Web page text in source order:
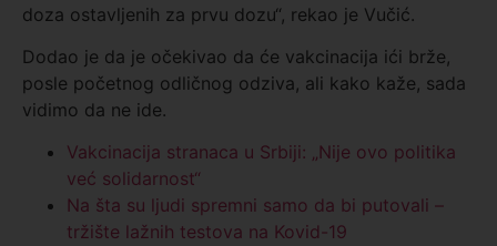
doza ostavljenih za prvu dozu“, rekao je Vučić.
Dodao je da je očekivao da će vakcinacija ići brže,
posle početnog odličnog odziva, ali kako kaže, sada
vidimo da ne ide.
Vakcinacija stranaca u Srbiji: „Nije ovo politika
već solidarnost“
Na šta su ljudi spremni samo da bi putovali –
tržište lažnih testova na Kovid-19